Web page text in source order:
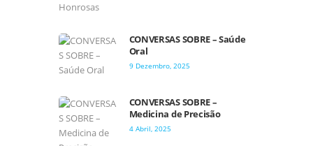
CONVERSAS SOBRE – Saúde
Oral
9 Dezembro, 2025
CONVERSAS SOBRE –
Medicina de Precisão
4 Abril, 2025